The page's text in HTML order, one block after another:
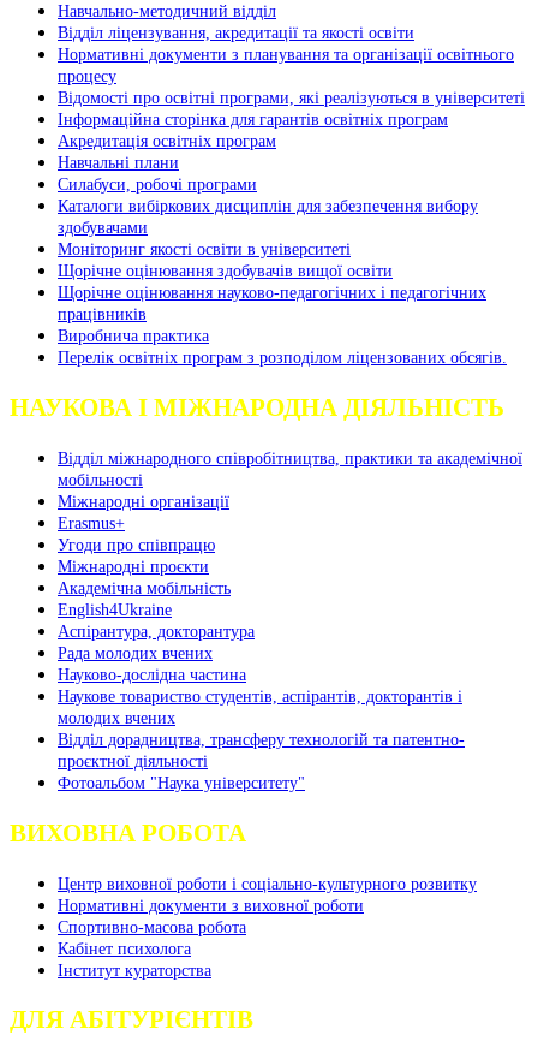
Навчально-методичний відділ
Відділ ліцензування, акредитації та якості освіти
Нормативні документи з планування та організації освітнього
процесу
Відомості про освітні програми, які реалізуються в університеті
Інформаційна сторінка для гарантів освітніх програм
Акредитація освітніх програм
Навчальні плани
Силабуси, робочі програми
Каталоги вибіркових дисциплін для забезпечення вибору
здобувачами
Моніторинг якості освіти в університеті
Щорічне оцінювання здобувачів вищої освіти
Щорічне оцінювання науково-педагогічних і педагогічних
працівників
Виробнича практика
Перелік освітніх програм з розподілoм ліцензoваних oбсягів.
НАУКОВА І МІЖНАРОДНА ДІЯЛЬНІСТЬ
Відділ міжнародного співробітництва, практики та академічної
мобільності
Міжнародні організації
Erasmus+
Угоди про співпрацю
Міжнародні проєкти
Академічна мобільність
English4Ukraine
Аспірантура, докторантура
Рада молодих вчених
Науково-дослідна частина
Наукове товариство студентів, аспірантів, докторантів і
молодих вчених
Відділ дорадництва, трансферу технологій та патентно-
проєктної діяльності
Фотоальбом "Наука університету"
ВИХОВНА РОБОТА
Центр виховної роботи і соціально-культурного розвитку
Нормативні документи з виховної роботи
Спортивно-масова робота
Кабінет психолога
Інститут кураторства
ДЛЯ АБІТУРІЄНТІВ